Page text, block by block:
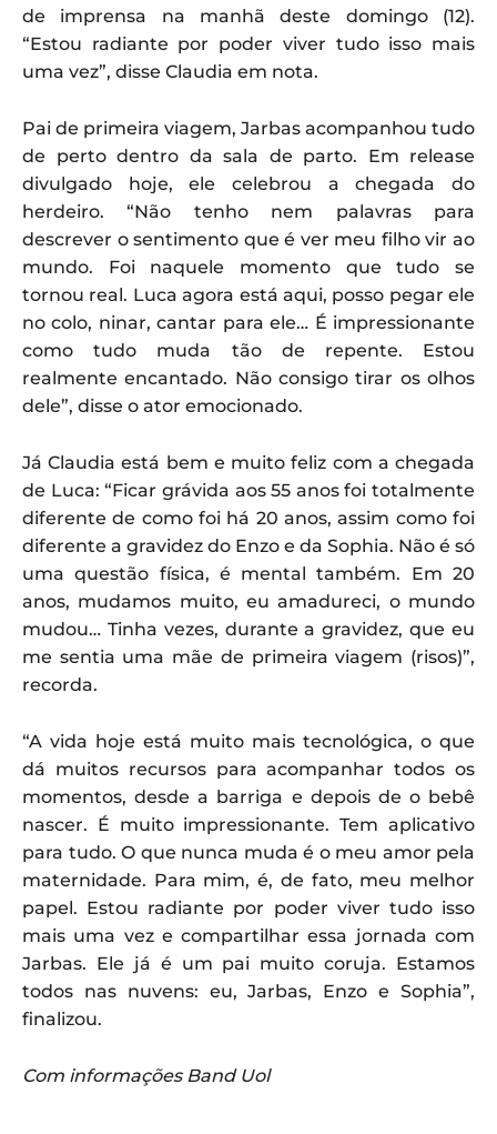
de imprensa na manhã deste domingo (12).
“Estou radiante por poder viver tudo isso mais
uma vez”, disse Claudia em nota.
Pai de primeira viagem, Jarbas acompanhou tudo
de perto dentro da sala de parto. Em release
divulgado hoje, ele celebrou a chegada do
herdeiro. “Não tenho nem palavras para
descrever o sentimento que é ver meu filho vir ao
mundo. Foi naquele momento que tudo se
tornou real. Luca agora está aqui, posso pegar ele
no colo, ninar, cantar para ele… É impressionante
como tudo muda tão de repente. Estou
realmente encantado. Não consigo tirar os olhos
dele”, disse o ator emocionado.
Já Claudia está bem e muito feliz com a chegada
de Luca: “Ficar grávida aos 55 anos foi totalmente
diferente de como foi há 20 anos, assim como foi
diferente a gravidez do Enzo e da Sophia. Não é só
uma questão física, é mental também. Em 20
anos, mudamos muito, eu amadureci, o mundo
mudou… Tinha vezes, durante a gravidez, que eu
me sentia uma mãe de primeira viagem (risos)”,
recorda.
“A vida hoje está muito mais tecnológica, o que
dá muitos recursos para acompanhar todos os
momentos, desde a barriga e depois de o bebê
nascer. É muito impressionante. Tem aplicativo
para tudo. O que nunca muda é o meu amor pela
maternidade. Para mim, é, de fato, meu melhor
papel. Estou radiante por poder viver tudo isso
mais uma vez e compartilhar essa jornada com
Jarbas. Ele já é um pai muito coruja. Estamos
todos nas nuvens: eu, Jarbas, Enzo e Sophia”,
finalizou.
Com informações Band Uol